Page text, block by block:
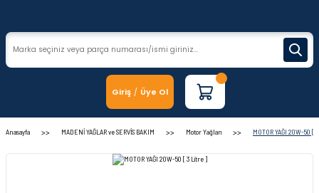
Giriş / Üye Ol
Anasayfa MADENİ YAĞLAR ve SERVİS BAKIM Motor Yağları MOTOR YAĞI 20W-50 [